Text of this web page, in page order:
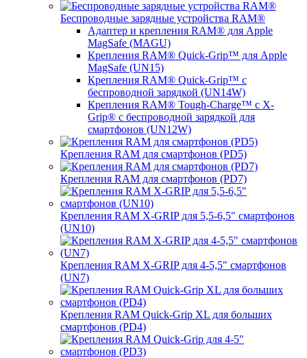
Беспроводные зарядные устройства RAM®
Адаптер и крепления RAM® для Apple
MagSafe (MAGU)
Крепления RAM® Quick-Grip™ для Apple
MagSafe (UN15)
Крепления RAM® Quick-Grip™ с
беспроводной зарядкой (UN14W)
Крепления RAM® Tough-Charge™ с X-
Grip® с беспроводной зарядкой для
смартфонов (UN12W)
Крепления RAM для смартфонов (PD5)
Крепления RAM для смартфонов (PD7)
Крепления RAM X-GRIP для 5,5-6,5" смартфонов
(UN10)
Крепления RAM X-GRIP для 4-5,5" смартфонов
(UN7)
Крепления RAM Quick-Grip XL для больших
смартфонов (PD4)